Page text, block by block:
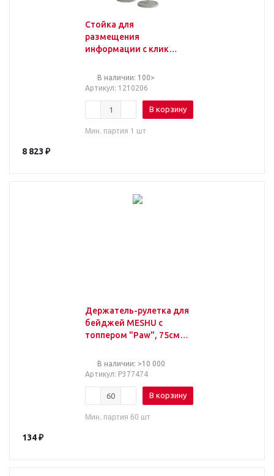
Стойка для
размещения
информации с клик
вертикальная/
горизонтальная Attache
В наличии: 100>
Артикул: 1210206
В корзину
Мин. партия 1 шт
8 823 ₽
Держатель-рулетка для
бейджей MESHU с
топпером "Paw", 75см,
блистер
В наличии: >10 000
Артикул: Р377474
В корзину
Мин. партия 60 шт
134₽